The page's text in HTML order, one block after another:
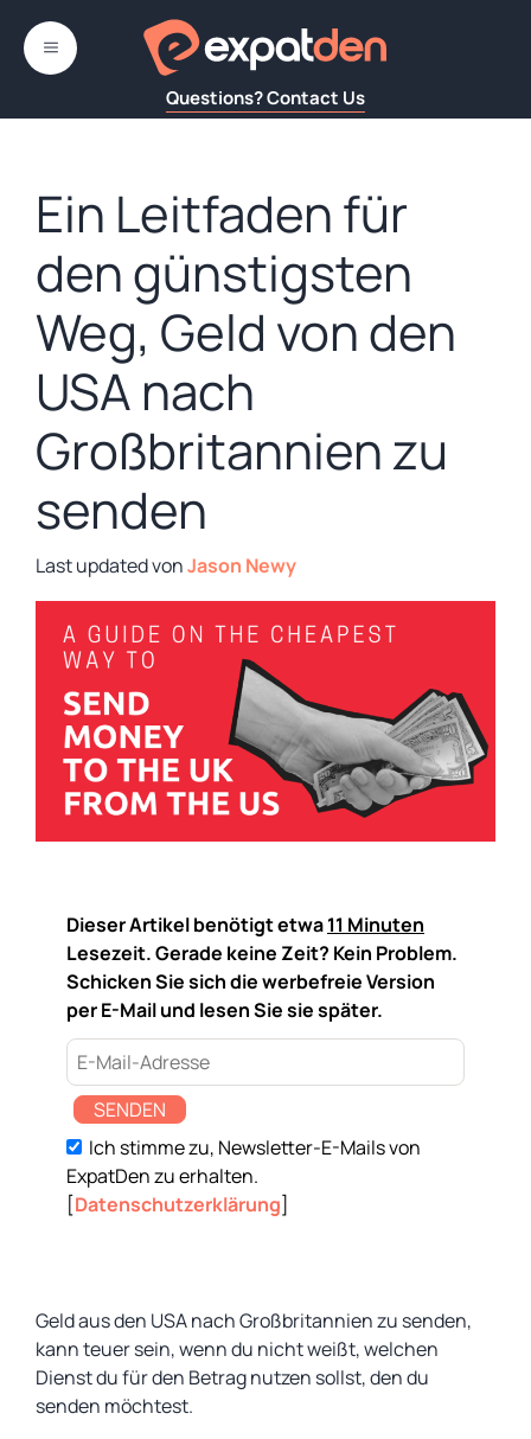
Inhalt
springen
Questions? Contact Us
MENÜ
Ein Leitfaden für
den günstigsten
Weg, Geld von den
USA nach
Großbritannien zu
senden
vonJason Newy
Dieser Artikel benötigt etwa11 Minuten
Lesezeit. Gerade keine Zeit? Kein Problem.
Schicken Sie sich die werbefreie Version
per E-Mail und lesen Sie sie später.
SENDEN
Ich stimme zu, Newsletter-E-Mails von
ExpatDen zu erhalten.
[Datenschutzerklärung]
Geld aus den USA nach Großbritannien zu senden,
kann teuer sein, wenn du nicht weißt, welchen
Dienst du für den Betrag nutzen sollst, den du
senden möchtest.